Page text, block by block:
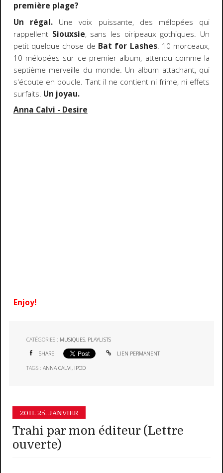
première plage?
Un régal. Une voix puissante, des mélopées qui
rappellent Siouxsie, sans les oiripeaux gothiques. Un
petit quelque chose de Bat for Lashes. 10 morceaux,
10 mélopées sur ce premier album, attendu comme la
septième merveille du monde. Un album attachant, qui
s'écoute en boucle. Tant il ne contient ni frime, ni effets
surfaits. Un joyau.
Anna Calvi - Desire
Enjoy!
CATÉGORIES : MUSIQUES, PLAYLISTS
SHARE LIEN PERMANENT
TAGS :ANNA CALVI, IPOD
2011. 25. JANVIER
Trahi par mon éditeur (Lettre
ouverte)